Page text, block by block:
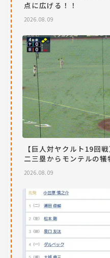
点に広げる！！
2026.08.09
【巨人対ヤクルト19回
二三塁からモンテルの犠
2026.08.09